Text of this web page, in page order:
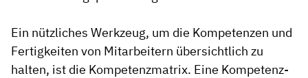
Ein nützliches Werkzeug, um die Kompetenzen und
Fertigkeiten von Mitarbeitern übersichtlich zu
halten, ist die Kompetenzmatrix. Eine Kompetenz-